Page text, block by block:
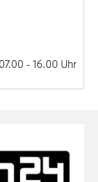
07.00 - 16.00 Uhr